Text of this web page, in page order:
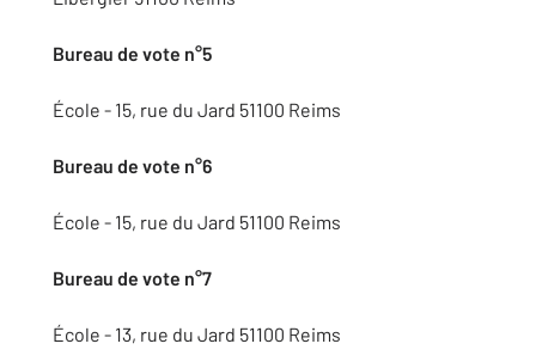
Bureau de vote n°5
École - 15, rue du Jard 51100 Reims
Bureau de vote n°6
École - 15, rue du Jard 51100 Reims
Bureau de vote n°7
École - 13, rue du Jard 51100 Reims